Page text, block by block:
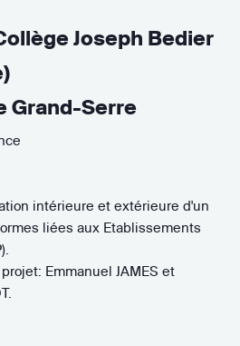
Joseph Bedier
Grand-Serre
intérieure et extérieure d'un
liées aux Etablissements
Emmanuel JAMES et